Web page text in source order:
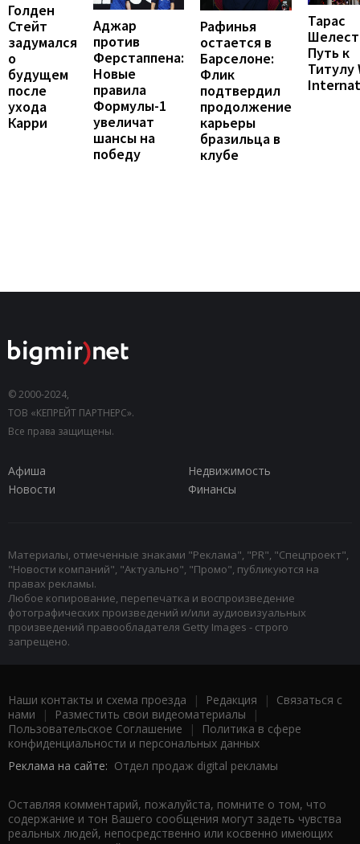
Голден
Стейт
задумался
о
будущем
после
ухода
Карри
Аджар
против
Ферстаппена:
Новые
правила
Формулы-1
увеличат
шансы на
победу
Рафинья
остается в
Барселоне:
Флик
подтвердил
продолжение
карьеры
бразильца в
клубе
Тарас
Путь к
Титулу
© 2000-2024,
ТОВ «КЕПРЕЙТ ПАРТНЕРС».
Все права защищены.
Афиша
Недвижимость
Новости
Финансы
Материалы, отмеченные знаками "Реклама", "PR", "Спецпроект",
"Новости компаний", "Актуально", "Промо", публикуются на
правах рекламы.
Любое копирование, перепечатка и воспроизведение
фотографических произведений и/или аудиовизуальных
произведений правообладателя Getty Images - строго
запрещено.
Наши контакты и схема проезда | Редакция | Связаться с
нами | Разместить свои видеоматериалы |
Пользовательское Соглашение |
Политика в сфере
конфиденциальности и персональных данных
Реклама на сайте: Отдел продаж digital рекламы
Оставляя комментарий, пожалуйста, помните о том, что
содержание и тон Вашего сообщения могут задеть чувства
реальных людей, непосредственно или косвенно имеющих